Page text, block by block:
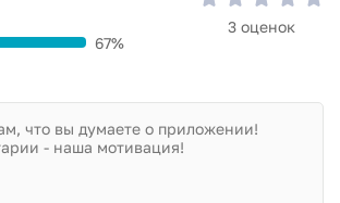
67%
3 оценок